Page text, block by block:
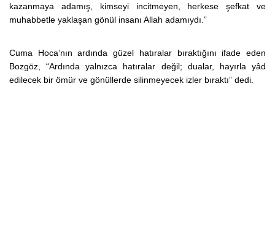
kazanmaya adamış, kimseyi incitmeyen, herkese şefkat ve
muhabbetle yaklaşan gönül insanı Allah adamıydı.”
Cuma Hoca’nın ardında güzel hatıralar bıraktığını ifade eden
Bozgöz, “Ardında yalnızca hatıralar değil; dualar, hayırla yâd
edilecek bir ömür ve gönüllerde silinmeyecek izler bıraktı” dedi.